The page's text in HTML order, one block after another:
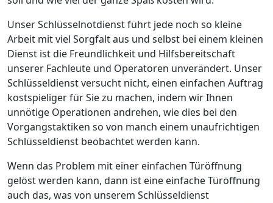
Unser Schlüsselnotdienst führt jede noch so kleine
Arbeit mit viel Sorgfalt aus und selbst bei einem kleinen
Dienst ist die Freundlichkeit und Hilfsbereitschaft
unserer Fachleute und Operatoren unverändert. Unser
Schlüsseldienst versucht nicht, einen einfachen Auftrag
kostspieliger für Sie zu machen, indem wir Ihnen
unnötige Operationen andrehen, wie dies bei den
Vorgangstaktiken so von manch einem unaufrichtigen
Schlüsseldienst beobachtet werden kann.
Wenn das Problem mit einer einfachen Türöffnung
gelöst werden kann, dann ist eine einfache Türöffnung
auch das, was von unserem Schlüsseldienst